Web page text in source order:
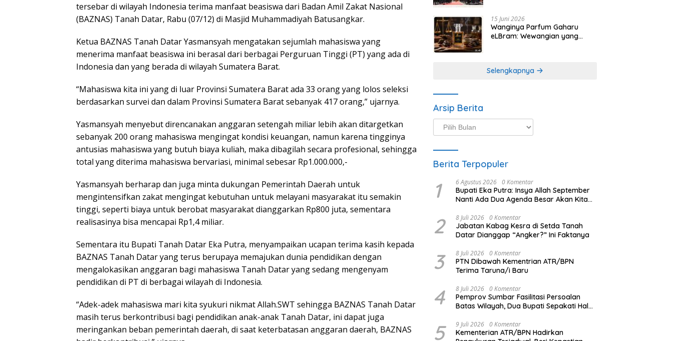
tersebar di wilayah Indonesia terima manfaat beasiswa dari Badan Amil Zakat Nasional
(BAZNAS) Tanah Datar, Rabu (07/12) di Masjid Muhammadiyah Batusangkar.
Ketua BAZNAS Tanah Datar Yasmansyah mengatakan sejumlah mahasiswa yang
menerima manfaat beasiswa ini berasal dari berbagai Perguruan Tinggi (PT) yang ada di
Indonesia dan yang berada di wilayah Sumatera Barat.
“Mahasiswa kita ini yang di luar Provinsi Sumatera Barat ada 33 orang yang lolos seleksi
berdasarkan survei dan dalam Provinsi Sumatera Barat sebanyak 417 orang,” ujarnya.
Yasmansyah menyebut direncanakan anggaran setengah miliar lebih akan ditargetkan
sebanyak 200 orang mahasiswa mengingat kondisi keuangan, namun karena tingginya
antusias mahasiswa yang butuh biaya kuliah, maka dibagilah secara profesional, sehingga
total yang diterima mahasiswa bervariasi, minimal sebesar Rp1.000.000,-
Yasmansyah berharap dan juga minta dukungan Pemerintah Daerah untuk
mengintensifkan zakat mengingat kebutuhan untuk melayani masyarakat itu semakin
tinggi, seperti biaya untuk berobat masyarakat dianggarkan Rp800 juta, sementara
realisasinya bisa mencapai Rp1,4 miliar.
Sementara itu Bupati Tanah Datar Eka Putra, menyampaikan ucapan terima kasih kepada
BAZNAS Tanah Datar yang terus berupaya memajukan dunia pendidikan dengan
mengalokasikan anggaran bagi mahasiswa Tanah Datar yang sedang mengenyam
pendidikan di PT di berbagai wilayah di Indonesia.
“Adek-adek mahasiswa mari kita syukuri nikmat Allah.SWT sehingga BAZNAS Tanah Datar
masih terus berkontribusi bagi pendidikan anak-anak Tanah Datar, ini dapat juga
meringankan beban pemerintah daerah, di saat keterbatasan anggaran daerah, BAZNAS
Minangkabau
15 Juni 2026
Wanginya Parfum Gaharu
eLBram: Wewangian yang
Selengkapnya
Arsip Berita
Arsip
Berita
Berita Terpopuler
1 6 Agustus 2026 0 Komentar
Bupati Eka Putra: Insya Allah September
Nanti Ada Dua Agenda Besar Akan Kita
2 8 Juli 2026 0 Komentar
Jabatan Kabag Kesra di Setda Tanah
Datar Dianggap “Angker?” Ini Faktanya
3 8 Juli 2026 0 Komentar
PTN Dibawah Kementrian ATR/BPN
Terima Taruna/i Baru
4 8 Juli 2026 0 Komentar
Pemprov Sumbar Fasilitasi Persoalan
Batas Wilayah, Dua Bupati Sepakati Hal
5 9 Juli 2026 0 Komentar
Kementerian ATR/BPN Hadirkan